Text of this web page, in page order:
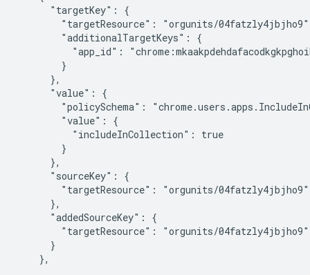
      "targetKey": {
"targetResource": "orgunits/
        "additionalTargetKeys": {
"app_id":
        }
      },
      "value": {
"policySchema":
        "value": {
          "includeInCollection": true
        }
      },
      "sourceKey": {
        "targetResource": "orgunits/04fatzly4jbjho9"
      },
      "addedSourceKey": {
        "targetResource": "orgunits/04fatzly4jbjho9"
      }
    },